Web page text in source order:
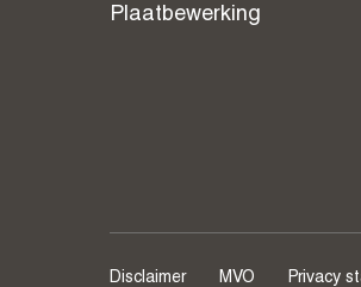
Plaatbewerking
Disclaimer MVO Privacy